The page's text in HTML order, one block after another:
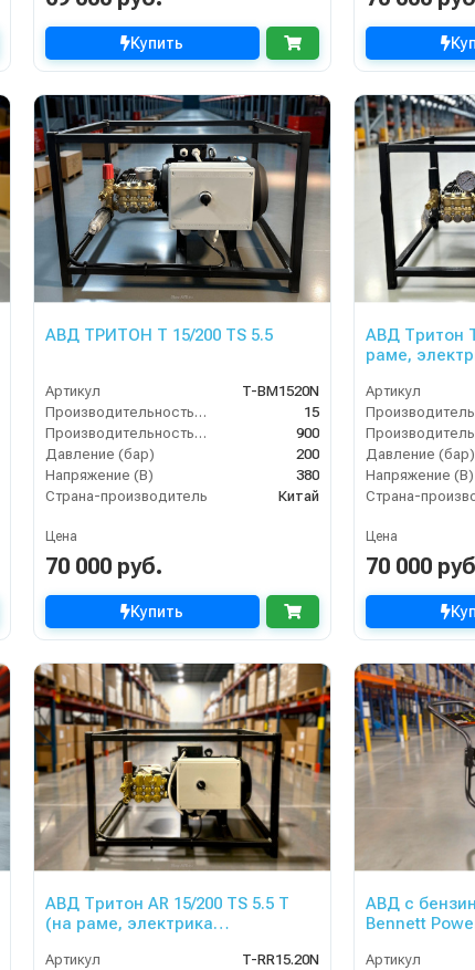
Купить
АВД ТРИТОН T 15/200 TS 5.5
Артикул
T-BM1520N
Производительность (л/мин)
15
Производительность (л/ч)
900
Давление (бар)
200
Напряжение (В)
380
Страна-производитель
Китай
Цена
70 000 руб.
Купить
АВД Тритон
раме,
Артикул
Давление (бар)
Напряжение (В)
Страна-
Цена
70 000
АВД Тритон AR 15/200 TS 5.5 T
(на раме, электрика
Артикул
T-RR15.20N
АВД с
Bennett
Артикул